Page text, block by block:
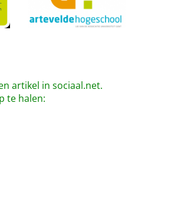
artikel in sociaal.net.
te halen: